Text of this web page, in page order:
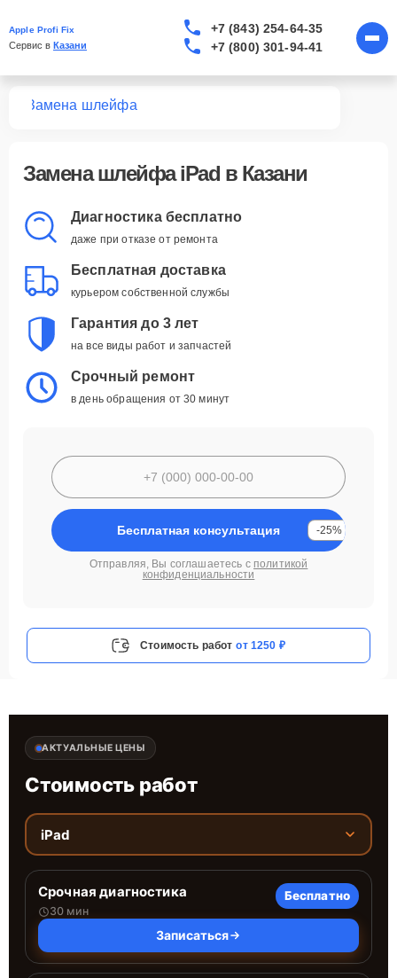
Apple Profi Fix
Сервис в Казани
+7 (843) 254-64-35
+7 (800) 301-94-41
Замена шлейфа
Замена шлейфа iPad в Казани
Диагностика бесплатно
даже при отказе от ремонта
Бесплатная доставка
курьером собственной службы
Гарантия до 3 лет
на все виды работ и запчастей
Срочный ремонт
в день обращения от 30 минут
Бесплатная консультация -25%
Отправляя, Вы соглашаетесь с политикой
конфиденциальности
Стоимость работ от 1250 ₽
АКТУАЛЬНЫЕ ЦЕНЫ
Стоимость работ
iPad
Срочная диагностика
30 мин
Бесплатно
Записаться